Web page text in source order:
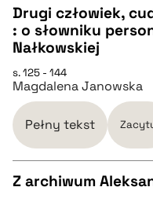
pobierz cytat
CZYSTY TEKST
pobierz cytat
BIBTEX
pobierz cytat
Drugi człowiek,
: o słowniku
Nałkowskiej
s. 125 - 144
Magdalena Janowska
Pełny tekst
Z archiwum